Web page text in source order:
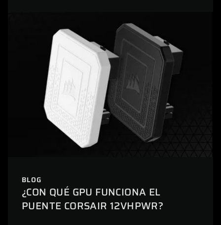
BLOG
¿CON QUÉ GPU FUNCIONA EL
PUENTE CORSAIR 12VHPWR?